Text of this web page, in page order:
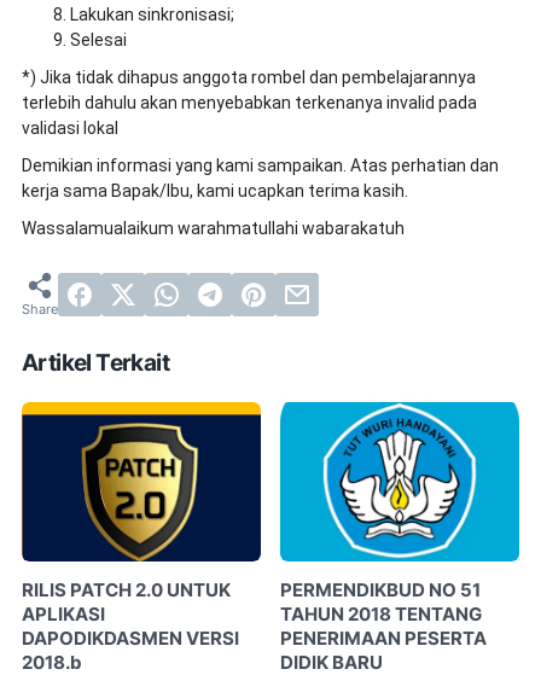
Lakukan sinkronisasi;
Selesai
*) Jika tidak dihapus anggota rombel dan pembelajarannya
terlebih dahulu akan menyebabkan terkenanya invalid pada
validasi lokal
Demikian informasi yang kami sampaikan. Atas perhatian dan
kerja sama Bapak/Ibu, kami ucapkan terima kasih.
Wassalamualaikum warahmatullahi wabarakatuh
Artikel Terkait
RILIS PATCH 2.0 UNTUK
APLIKASI
DAPODIKDASMEN VERSI
2018.b
PERMENDIKBUD NO 51
TAHUN 2018 TENTANG
PENERIMAAN PESERTA
DIDIK BARU